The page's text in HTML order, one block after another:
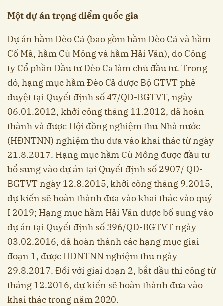
Một dự án trọng điểm quốc gia
Dự án hầm Đèo Cả (bao gồm hầm Đèo Cả và hầm
Cổ Mã, hầm Cù Mông và hầm Hải Vân), do Công
ty Cổ phần Đầu tư Đèo Cả làm chủ đầu tư. Trong
đó, hạng mục hầm Đèo Cả được Bộ GTVT phê
duyệt tại Quyết định số 47/QĐ-BGTVT, ngày
06.01.2012, khởi công tháng 11.2012, đã hoàn
thành và được Hội đồng nghiệm thu Nhà nước
(HĐNTNN) nghiệm thu đưa vào khai thác từ ngày
21.8.2017. Hạng mục hầm Cù Mông được đầu tư
bổ sung vào dự án tại Quyết định số 2907/ QĐ-
BGTVT ngày 12.8.2015, khởi công tháng 9.2015,
dự kiến sẽ hoàn thành đưa vào khai thác vào quý
I 2019; Hạng mục hầm Hải Vân được bổ sung vào
dự án tại Quyết định số 396/QĐ-BGTVT ngày
03.02.2016, đã hoàn thành các hạng mục giai
đoạn 1, được HĐNTNN nghiệm thu ngày
29.8.2017. Đối với giai đoạn 2, bắt đầu thi công từ
tháng 12.2016, dự kiến sẽ hoàn thành đưa vào
khai thác trong năm 2020.